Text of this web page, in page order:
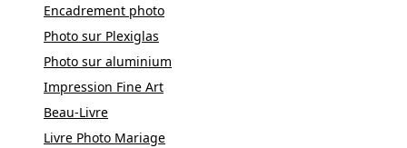
Encadrement photo
Photo sur Plexiglas
Photo sur aluminium
Impression Fine Art
Beau-Livre
Livre Photo Mariage